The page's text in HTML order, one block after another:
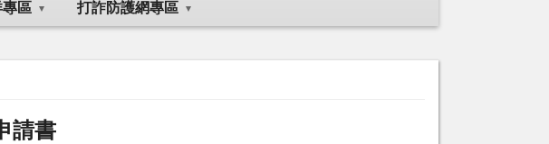
區 打詐防護網專區
請書